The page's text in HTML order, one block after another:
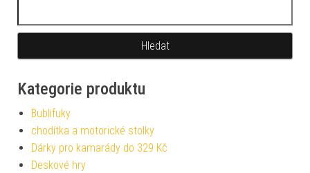
Kategorie produktu
Bublifuky
chodítka a motorické stolky
Dárky pro kamarády do 329 Kč
Deskové hry